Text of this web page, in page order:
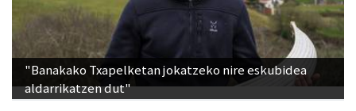
"Banakako Txapelketan jokatzeko nire eskubidea
aldarrikatzen dut"